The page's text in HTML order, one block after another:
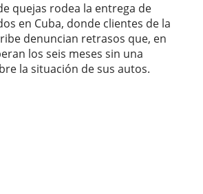
quejas rodea la entrega de
en Cuba, donde clientes de la
denuncian retrasos que, en
los seis meses sin una
la situación de sus autos.